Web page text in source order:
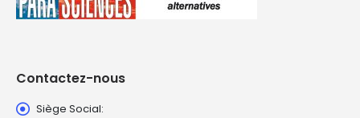
Contactez-nous
Siège Social: